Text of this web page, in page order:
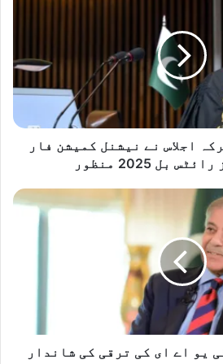
اجلاس نے نیشنل کمیشن فار
بل 2025 منظور
یو اے ای کی ترقی کی شاندار